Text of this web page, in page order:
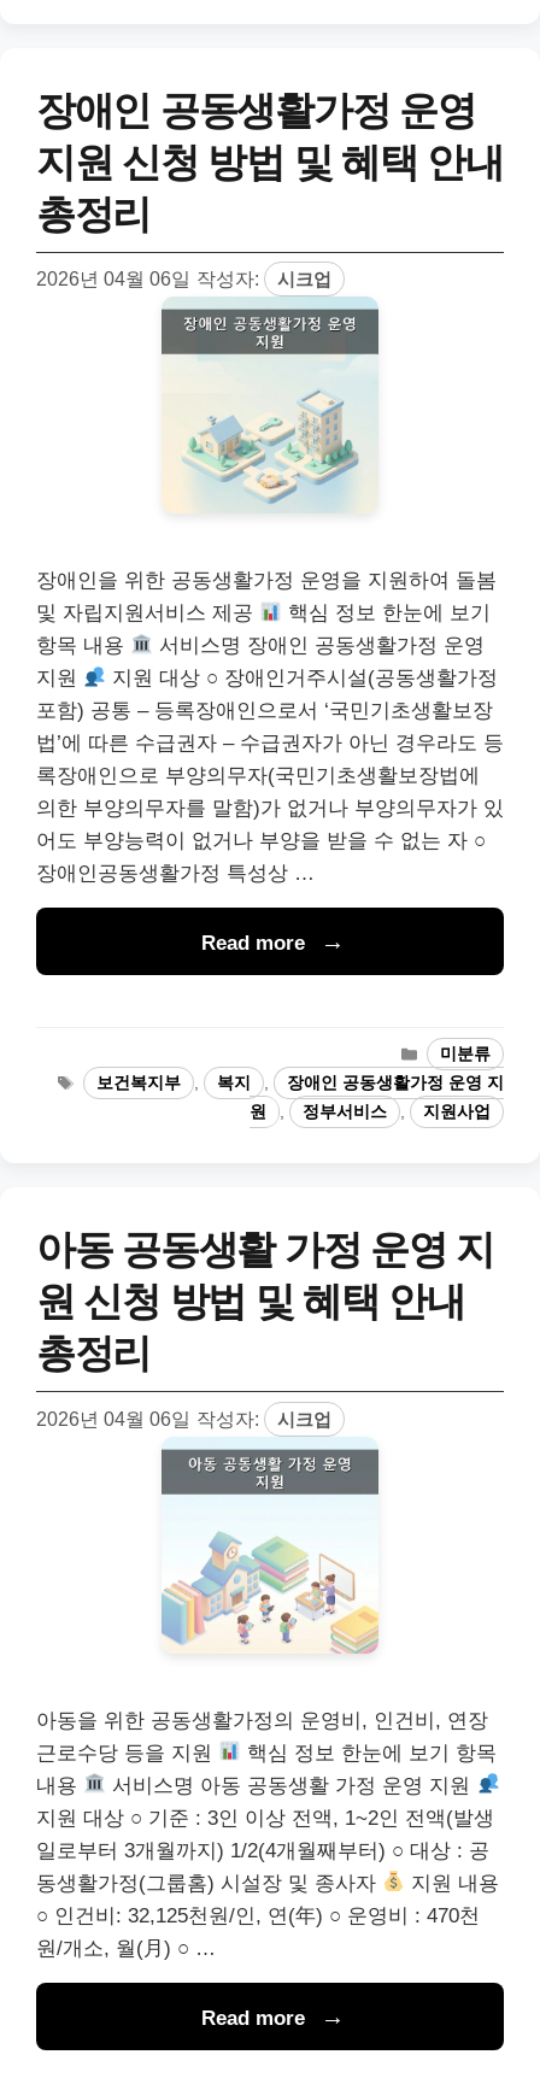
장애인 공동생활가정 운영
지원 신청 방법 및 혜택 안내
총정리
2026년 04월 06일 작성자: 시크업
장애인을 위한 공동생활가정 운영을 지원하여 돌봄
및 자립지원서비스 제공
핵심 정보 한눈에 보기
항목 내용
서비스명 장애인 공동생활가정 운영
지원
지원 대상 ○ 장애인거주시설(공동생활가정
포함) 공통 – 등록장애인으로서 ‘국민기초생활보장
법’에 따른 수급권자 – 수급권자가 아닌 경우라도 등
록장애인으로 부양의무자(국민기초생활보장법에
의한 부양의무자를 말함)가 없거나 부양의무자가 있
어도 부양능력이 없거나 부양을 받을 수 없는 자 ○
장애인공동생활가정 특성상 …
Read more
카
테
고
리
미분류
태
그
보건복지부 , 복지 ,
장애인 공동생활가정 운영 지
원
, 정부서비스 , 지원사업
아동 공동생활 가정 운영 지
원 신청 방법 및 혜택 안내
총정리
2026년 04월 06일 작성자: 시크업
아동을 위한 공동생활가정의 운영비, 인건비, 연장
근로수당 등을 지원
핵심 정보 한눈에 보기 항목
내용
서비스명 아동 공동생활 가정 운영 지원
지원 대상 ○ 기준 : 3인 이상 전액, 1~2인 전액(발생
일로부터 3개월까지) 1/2(4개월째부터) ○ 대상 : 공
동생활가정(그룹홈) 시설장 및 종사자
지원 내용
○ 인건비: 32,125천원/인, 연(年) ○ 운영비 : 470천
원/개소, 월(月) ○ …
Read more